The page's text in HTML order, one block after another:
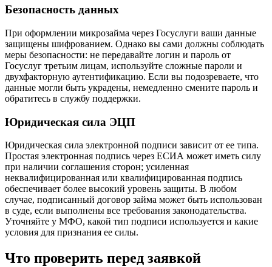
Безопасность данных
При оформлении микрозайма через Госуслуги ваши данные
защищены шифрованием. Однако вы сами должны соблюдать
меры безопасности: не передавайте логин и пароль от
Госуслуг третьим лицам, используйте сложные пароли и
двухфакторную аутентификацию. Если вы подозреваете, что
данные могли быть украдены, немедленно смените пароль и
обратитесь в службу поддержки.
Юридическая сила ЭЦП
Юридическая сила электронной подписи зависит от ее типа.
Простая электронная подпись через ЕСИА может иметь силу
при наличии соглашения сторон; усиленная
неквалифицированная или квалифицированная подпись
обеспечивает более высокий уровень защиты. В любом
случае, подписанный договор займа может быть использован
в суде, если выполнены все требования законодательства.
Уточняйте у МФО, какой тип подписи используется и какие
условия для признания ее силы.
Что проверить перед заявкой